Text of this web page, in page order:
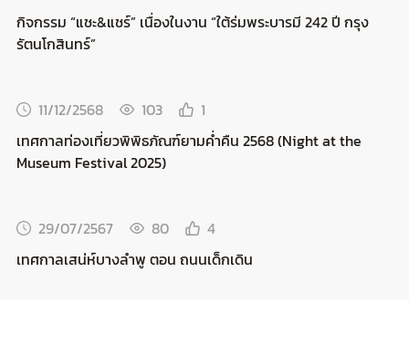
กิจกรรม “แชะ&แชร์” เนื่องในงาน “ใต้ร่มพระบารมี 242 ปี กรุง
รัตนโกสินทร์”
11/12/2568 103
1
เทศกาลท่องเที่ยวพิพิธภัณฑ์ยามค่ำคืน 2568 (Night at the
Museum Festival 2025)
29/07/2567 80
4
เทศกาลเสน่ห์บางลำพู ตอน ถนนเด็กเดิน